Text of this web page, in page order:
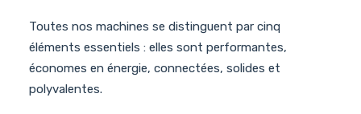
Toutes nos machines se distinguent par cinq
éléments essentiels : elles sont performantes,
économes en énergie, connectées, solides et
polyvalentes.